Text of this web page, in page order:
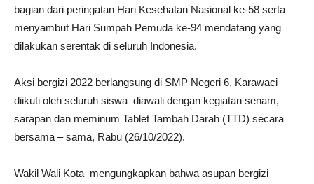
bagian dari peringatan Hari Kesehatan Nasional ke-58 serta
menyambut Hari Sumpah Pemuda ke-94 mendatang yang
dilakukan serentak di seluruh Indonesia.
Aksi bergizi 2022 berlangsung di SMP Negeri 6, Karawaci
diikuti oleh seluruh siswa diawali dengan kegiatan senam,
sarapan dan meminum Tablet Tambah Darah (TTD) secara
bersama – sama, Rabu (26/10/2022).
Wakil Wali Kota mengungkapkan bahwa asupan bergizi